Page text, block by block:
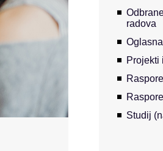
radova
Projekti
Studij